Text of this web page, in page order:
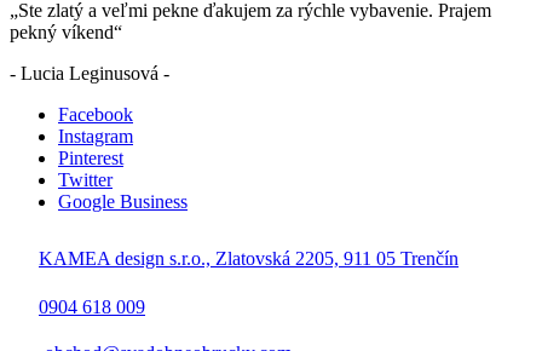
„Ste zlatý a veľmi pekne ďakujem za rýchle vybavenie. Prajem
pekný víkend“
- Lucia Leginusová -
Facebook
Instagram
Pinterest
Twitter
Google Business
KAMEA design s.r.o., Zlatovská 2205, 911 05 Trenčín
0904 618 009